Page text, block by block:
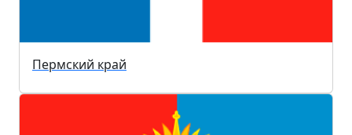
Пермский край